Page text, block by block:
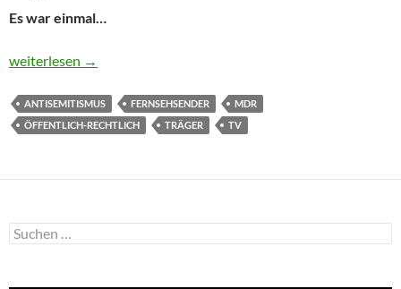
Es war einmal…
Antisemitismus im öffentlich-rechtlichen Fernsehen
weiterlesen →
ANTISEMITISMUS FERNSEHSENDER
MDR
ÖFFENTLICH-RECHTLICH
TRÄGER TV
Suchen
nach: